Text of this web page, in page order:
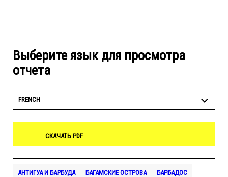
Выберите язык для просмотра
отчета
FRENCH
СКАЧАТЬ PDF
АНТИГУА И БАРБУДА БАГАМСКИЕ ОСТРОВА БАРБАДОС